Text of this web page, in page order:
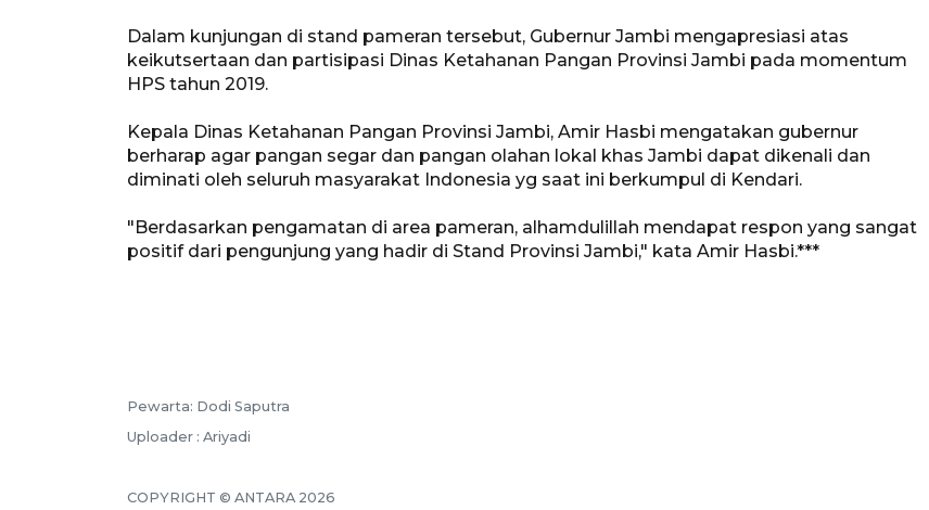
Dalam kunjungan di stand pameran tersebut, Gubernur Jambi mengapresiasi atas
keikutsertaan dan partisipasi Dinas Ketahanan Pangan Provinsi Jambi pada momentum
HPS tahun 2019.
Kepala Dinas Ketahanan Pangan Provinsi Jambi, Amir Hasbi mengatakan gubernur
berharap agar pangan segar dan pangan olahan lokal khas Jambi dapat dikenali dan
diminati oleh seluruh masyarakat Indonesia yg saat ini berkumpul di Kendari.
"Berdasarkan pengamatan di area pameran, alhamdulillah mendapat respon yang sangat
positif dari pengunjung yang hadir di Stand Provinsi Jambi," kata Amir Hasbi.***
Pewarta: Dodi Saputra
Uploader : Ariyadi
COPYRIGHT © ANTARA 2026